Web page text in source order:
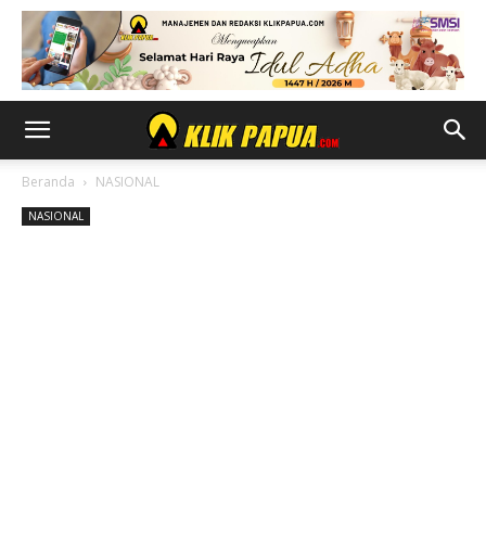
Beranda NASIONAL
NASIONAL